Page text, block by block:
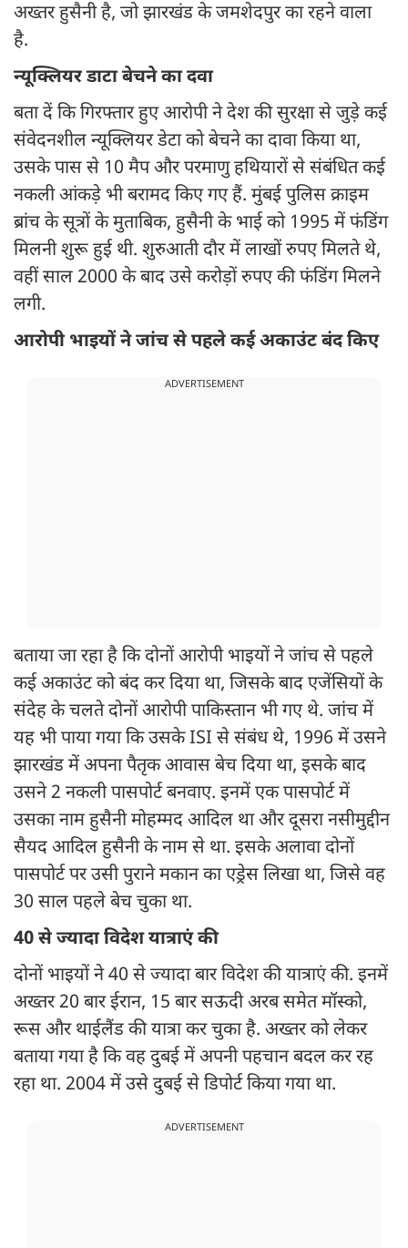
अख्तर हुसैनी है, जो झारखंड के जमशेदपुर का रहने वाला
है.
न्यूक्लियर डाटा बेचने का दवा
बता दें कि गिरफ्तार हुए आरोपी ने देश की सुरक्षा से जुड़े कई
संवेदनशील न्यूक्लियर डेटा को बेचने का दावा किया था,
उसके पास से 10 मैप और परमाणु हथियारों से संबंधित कई
नकली आंकड़े भी बरामद किए गए हैं. मुंबई पुलिस क्राइम
ब्रांच के सूत्रों के मुताबिक, हुसैनी के भाई को 1995 में फंडिंग
मिलनी शुरू हुई थी. शुरुआती दौर में लाखों रुपए मिलते थे,
वहीं साल 2000 के बाद उसे करोड़ों रुपए की फंडिंग मिलने
लगी.
आरोपी भाइयों ने जांच से पहले कई अकाउंट बंद किए
ADVERTISEMENT
बताया जा रहा है कि दोनों आरोपी भाइयों ने जांच से पहले
कई अकाउंट को बंद कर दिया था, जिसके बाद एजेंसियों के
संदेह के चलते दोनों आरोपी पाकिस्तान भी गए थे. जांच में
यह भी पाया गया कि उसके ISI से संबंध थे, 1996 में उसने
झारखंड में अपना पैतृक आवास बेच दिया था, इसके बाद
उसने 2 नकली पासपोर्ट बनवाए. इनमें एक पासपोर्ट में
उसका नाम हुसैनी मोहम्मद आदिल था और दूसरा नसीमुद्दीन
सैयद आदिल हुसैनी के नाम से था. इसके अलावा दोनों
पासपोर्ट पर उसी पुराने मकान का एड्रेस लिखा था, जिसे वह
30 साल पहले बेच चुका था.
40 से ज्यादा विदेश यात्राएं की
दोनों भाइयों ने 40 से ज्यादा बार विदेश की यात्राएं की. इनमें
अख्तर 20 बार ईरान, 15 बार सऊदी अरब समेत मॉस्को,
रूस और थाईलैंड की यात्रा कर चुका है. अख्तर को लेकर
बताया गया है कि वह दुबई में अपनी पहचान बदल कर रह
रहा था. 2004 में उसे दुबई से डिपोर्ट किया गया था.
ADVERTISEMENT